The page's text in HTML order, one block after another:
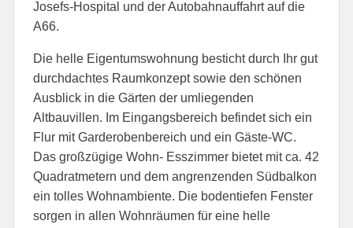
Josefs-Hospital und der Autobahnauffahrt auf die
A66.
Die helle Eigentumswohnung besticht durch Ihr gut
durchdachtes Raumkonzept sowie den schönen
Ausblick in die Gärten der umliegenden
Altbauvillen. Im Eingangsbereich befindet sich ein
Flur mit Garderobenbereich und ein Gäste-WC.
Das großzügige Wohn- Esszimmer bietet mit ca. 42
Quadratmetern und dem angrenzenden Südbalkon
ein tolles Wohnambiente. Die bodentiefen Fenster
sorgen in allen Wohnräumen für eine helle